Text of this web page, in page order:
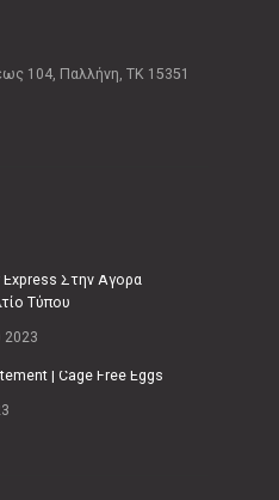
104, Παλλήνη, ΤΚ 15351
Στην Αγορά
Τύπου
2023
| Cage Free Eggs